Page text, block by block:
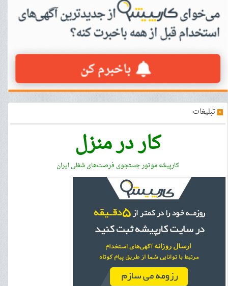
» تبلیغات
کار در منزل
کارپیشه موتور جستجوی فرصت‌های شغلی ایران